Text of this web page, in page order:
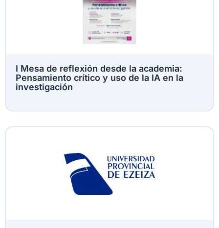
I Mesa de reflexión desde la academia:
Pensamiento crítico y uso de la IA en la
investigación